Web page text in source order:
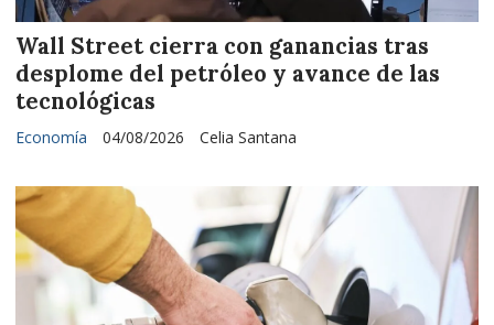
Wall Street cierra con ganancias tras
desplome del petróleo y avance de las
tecnológicas
Celia Santana
Economía 04/08/2026